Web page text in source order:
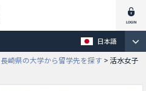
日本語
長崎県の大学から留学先を探す >活水女子